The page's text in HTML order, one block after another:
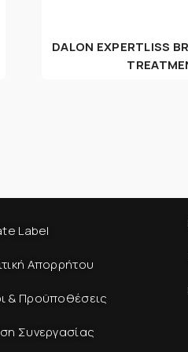
DALON EXPERTLISS
Label
Απορρήτου
& Προϋποθέσεις
Συνεργασίας